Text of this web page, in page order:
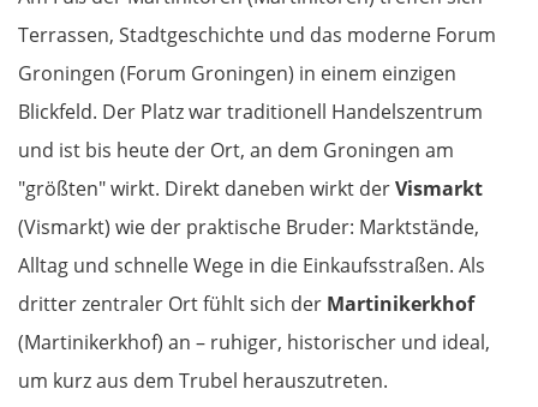
Terrassen, Stadtgeschichte und das moderne Forum
Groningen (Forum Groningen) in einem einzigen
Blickfeld. Der Platz war traditionell Handelszentrum
und ist bis heute der Ort, an dem Groningen am
"größten" wirkt. Direkt daneben wirkt derVismarkt
(Vismarkt) wie der praktische Bruder: Marktstände,
Alltag und schnelle Wege in die Einkaufsstraßen. Als
dritter zentraler Ort fühlt sich der Martinikerkhof
(Martinikerkhof) an – ruhiger, historischer und ideal,
um kurz aus dem Trubel herauszutreten.